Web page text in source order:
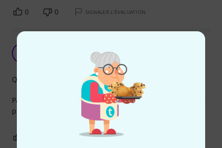
0 0 SIGNALER L'ÉVALUATION
JMiB 06.03.2024
Pas facile de trouver des enrouleurs noirs, celui-ci convient
parfaitement pour la scène.
Qualité de fabrication
SIGNALER L'ÉVALUATION